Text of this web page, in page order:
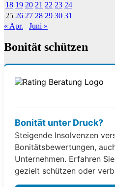
18 19 20 21 22 23 24
25 26 27 28 29 30 31
« Apr.
Juni »
Bonität schützen
Bonität unter Druck?
Steigende Insolvenzen
Bonitätsbewertungen,
Unternehmen. Erfahren
gezielt schützen oder